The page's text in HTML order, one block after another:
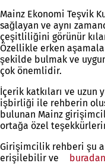
Mainz Ekonomi Teşvik
sağlayan ve aynı
çeşitliliğini görünür
Özellikle erken
şekilde bulmak ve
çok önemlidir.
İçerik katkıları ve uzun
işbirliği ile rehberin
bulunan Mainz
ortağa özel
Girişimcilik rehberi şu
erişilebilir ve
buradan